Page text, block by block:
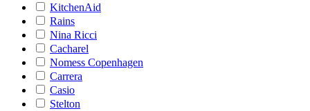
KitchenAid
Rains
Nina Ricci
Cacharel
Nomess Copenhagen
Carrera
Casio
Stelton